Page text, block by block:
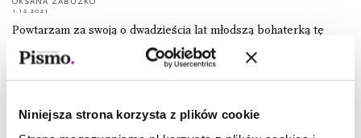
Niniejsza strona korzysta z plików cookie
1.12.2021
Powtarzam za swoją o dwadzieścia lat młodszą bohaterką tę
samą rozpaczliwą prośbę, adresowaną w przestrzeń – „nie wódź
nas na pokuszenie”. Nie pozwól przestać kochać siebie.